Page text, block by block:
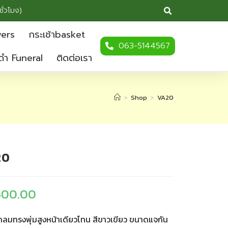
โมง)
กระเช้าbasket
Funeral
ติดต่อเรา
063-5144567
> Shop > VA20
มทรงพุ่มสูงหน้าเดียวโทน สีขาวเขียว ขนาดแจกัน